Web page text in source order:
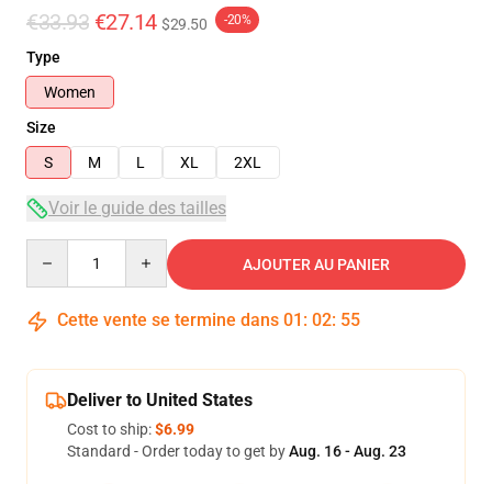
€33.93 €27.14 $29.50 -20%
Type
Women
Size
S
M L XL 2XL
Voir le guide des tailles
AJOUTER AU PANIER
Cette vente se termine dans 01 : 02: 54
Deliver to United States
Cost to ship:$6.99
Standard - Order today to get byAug. 16 - Aug. 23